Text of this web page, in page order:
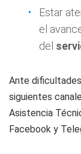
Estar
el
del
Ante
siguientes
Asistencia
Facebook y